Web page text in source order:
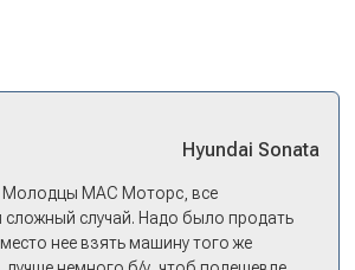
Hyundai Sonata
Молодцы МАС Моторс, все
сложный случай. Надо было продать
нее взять машину того же